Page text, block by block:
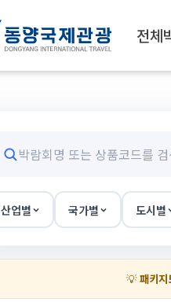
전체
산업별 국가별 도시별
💡패키지